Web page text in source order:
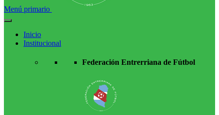
Menú primario
Inicio
Institucional
Federación Entrerriana de Fútbol